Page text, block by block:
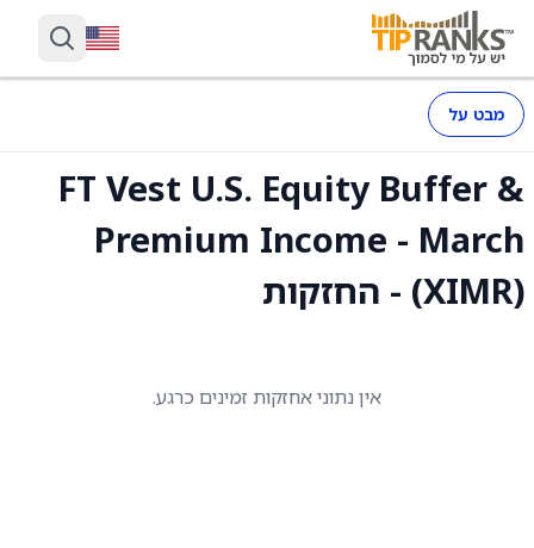
מבט על
FT Vest U.S. Equity Buffer &
Premium Income - March
(XIMR) - החזקות
אין נתוני אחזקות זמינים כרגע.